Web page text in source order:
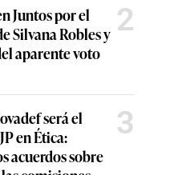
Juntos por el
Silvana Robles y
aparente voto
2
será el
en Ética:
acuerdos sobre
3